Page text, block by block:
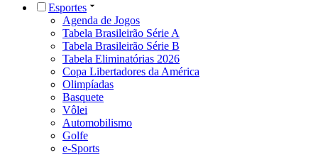
Esportes
Agenda de Jogos
Tabela Brasileirão Série A
Tabela Brasileirão Série B
Tabela Eliminatórias 2026
Copa Libertadores da América
Olimpíadas
Basquete
Vôlei
Automobilismo
Golfe
e-Sports